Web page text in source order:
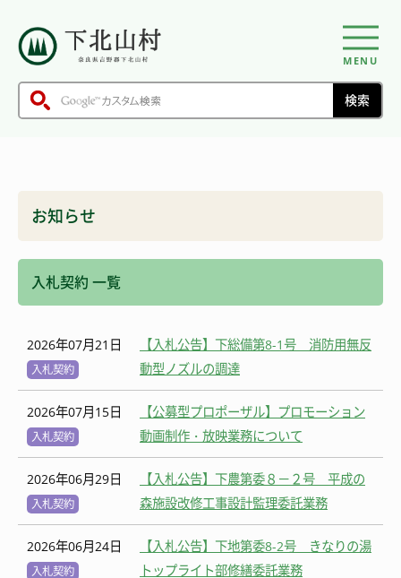
MENU
お知らせ
入札契約 一覧
2026年07月21日
入札契約
【入札公告】下総備第8-1号 消防用無反
動型ノズルの調達
2026年07月15日
入札契約
【公募型プロポーザル】プロモーション
動画制作・放映業務について
2026年06月29日
入札契約
【入札公告】下農第委８－２号 平成の
森施設改修工事設計監理委託業務
2026年06月24日
入札契約
【入札公告】下地第委8-2号 きなりの湯
トップライト部修繕委託業務